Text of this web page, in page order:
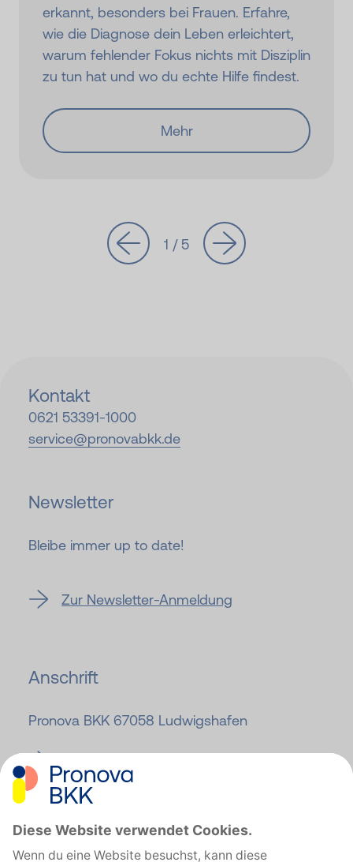
erkannt, besonders bei Frauen. Erfahre,
wie die Diagnose dein Leben erleichtert,
warum fehlender Fokus nichts mit Disziplin
zu tun hat und wo du echte Hilfe findest.
Mehr
1 / 5
Kontakt
0621 53391-1000
service@pronovabkk.de
Newsletter
Bleibe immer up to date!
Zur Newsletter-Anmeldung
Anschrift
Pronova BKK 67058 Ludwigshafen